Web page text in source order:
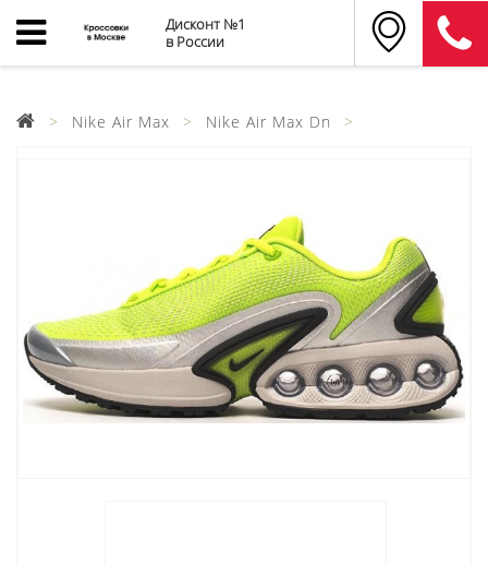
Дисконт №1
в России
Nike Air Max Nike Air Max Dn